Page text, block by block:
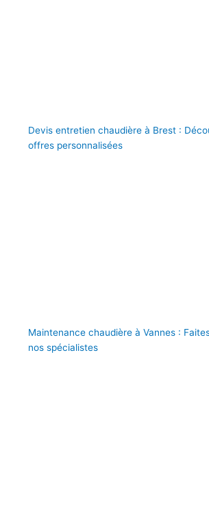
Devis entretien chaudière à Brest :
offres personnalisées
Maintenance chaudière à Vannes :
nos spécialistes